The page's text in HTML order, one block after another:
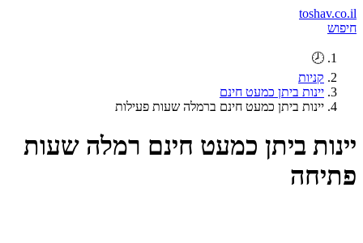
toshav.co.il
חיפוש
🕗
קניות
יינות ביתן כמעט חינם
יינות ביתן כמעט חינם ברמלה שעות פעילות
יינות ביתן כמעט חינם רמלה שעות
פתיחה